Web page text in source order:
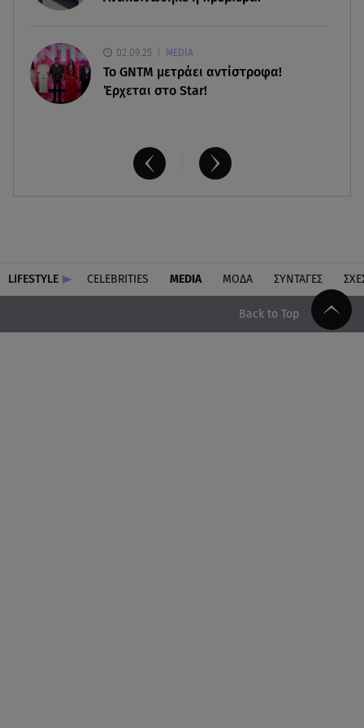
02.09.25 MEDIA
Το GNTM μετράει αντίστροφα!
Έρχεται στο Star!
LIFESTYLE CELEBRITIES MEDIA ΜΟΔΑ ΣΥΝΤΑΓΕΣ
Back to Top